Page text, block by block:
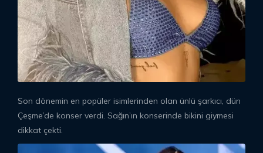
Son dönemin en popüler isimlerinden olan ünlü şarkıcı, dün
Çeşme’de konser verdi. Sağın’ın konserinde bikini giymesi
dikkat çekti.